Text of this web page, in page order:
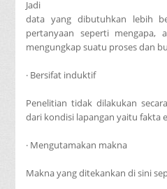
Jadi
data yang dibutuhkan lebih
pertanyaan seperti mengapa,
mengungkap suatu proses dan
· Bersifat induktif
Penelitian tidak dilakukan
dari kondisi lapangan yaitu fakta
· Mengutamakan makna
Makna yang ditekankan di sini